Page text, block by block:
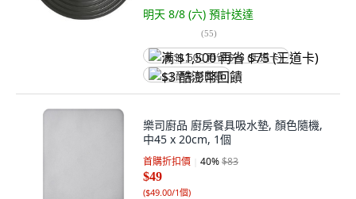
明天 8/8 (六) 預計送達
(55)
满 $1,500 再省 $75 (王道卡)
$3 酷澎幣回饋
樂司廚品 廚房餐具吸水墊, 顏色隨機,
中45 x 20cm, 1個
首購折扣價 40%$83
$49
($49.00/1個)